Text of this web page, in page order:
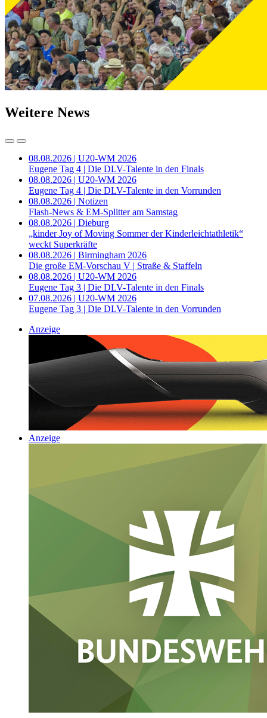
Weitere News
08.08.2026 | U20-WM 2026
Eugene Tag 4 | Die DLV-Talente in den Finals
08.08.2026 | U20-WM 2026
Eugene Tag 4 | Die DLV-Talente in den Vorrunden
08.08.2026 | Notizen
Flash-News & EM-Splitter am Samstag
08.08.2026 | Dieburg
„kinder Joy of Moving Sommer der Kinderleichtathletik“
weckt Superkräfte
08.08.2026 | Birmingham 2026
Die große EM-Vorschau V | Straße & Staffeln
08.08.2026 | U20-WM 2026
Eugene Tag 3 | Die DLV-Talente in den Finals
07.08.2026 | U20-WM 2026
Eugene Tag 3 | Die DLV-Talente in den Vorrunden
Anzeige
Anzeige